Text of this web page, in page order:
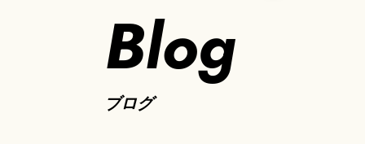
Blog
ブログ